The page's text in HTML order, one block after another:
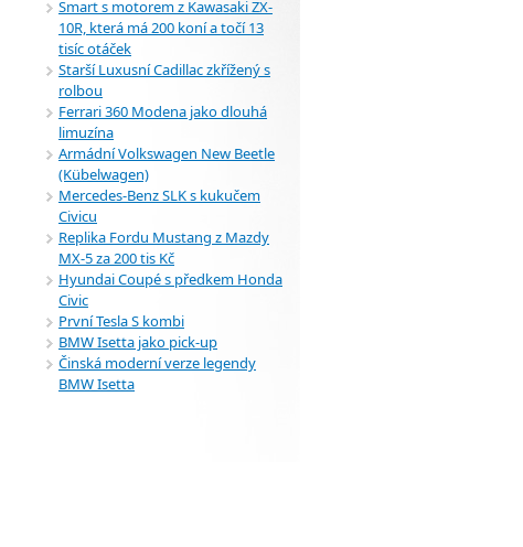
Smart s motorem z Kawasaki ZX-
10R, která má 200 koní a točí 13
tisíc otáček
Starší Luxusní Cadillac zkřížený s
rolbou
Ferrari 360 Modena jako dlouhá
limuzína
Armádní Volkswagen New Beetle
(Kübelwagen)
Mercedes-Benz SLK s kukučem
Civicu
Replika Fordu Mustang z Mazdy
MX-5 za 200 tis Kč
Hyundai Coupé s předkem Honda
Civic
První Tesla S kombi
BMW Isetta jako pick-up
Činská moderní verze legendy
BMW Isetta